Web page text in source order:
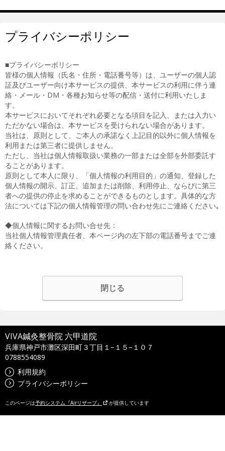
プライバシーポリシー
■プライバシーポリシー
皆様の個人情報（氏名・住所・電話番号等）は、ユーザーの個人認
証及びユーザー向け本サービスの提供、本サービスの利用に伴う連
絡・メール・DM・各種お知らせ等の配信・送付に利用いたしま
す。
本サービスにおいてそれぞれ必要となる項目を記入、または入力い
ただかない場合は、本サービスを受けられない場合があります。
当社は、原則として、ご本人の承諾なく上記目的以外に個人情報を
利用または第三者に提供しません。
ただし、当社は個人情報取扱い業務の一部または全部を外部委託す
ることがあります。
原則として本人に限り、「個人情報の利用目的」の通知、登録した
個人情報の開示、訂正、追加または削除、利用停止、ならびに第三
者への提供の停止を求めることができるものとします。具体的な方
法については下記の個人情報管理の問い合わせ先にご連絡ください｡
◆個人情報に関するお問い合せ先：
当社個人情報管理責任者、本ページ内の左下部の電話番号までご連
絡ください。
閉じる
VIVA鍼灸整骨院 六甲道院
兵庫県神戸市灘区深田町３丁目１−１５−１０７
0788554089
利用規約
プライバシーポリシー
このページは予約システム『Airリザーブ』 が提供しています